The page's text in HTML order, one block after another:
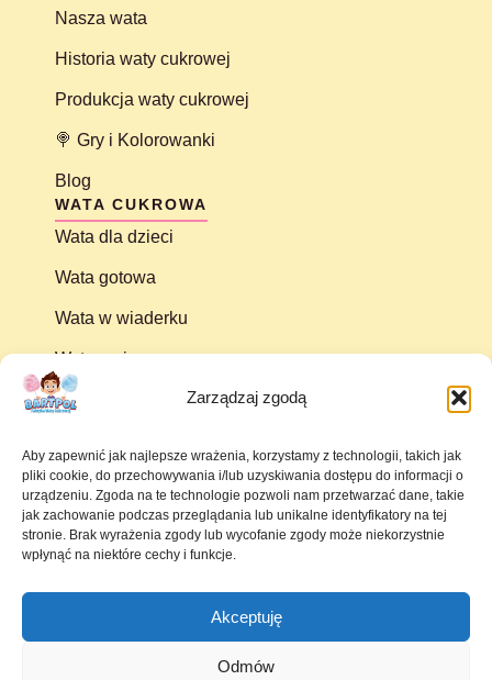
Zarządzaj zgodą
Aby zapewnić jak najlepsze wrażenia, korzystamy z technologii, takich jak
pliki cookie, do przechowywania i/lub uzyskiwania dostępu do informacji o
urządzeniu. Zgoda na te technologie pozwoli nam przetwarzać dane, takie
jak zachowanie podczas przeglądania lub unikalne identyfikatory na tej
stronie. Brak wyrażenia zgody lub wycofanie zgody może niekorzystnie
wpłynąć na niektóre cechy i funkcje.
Akceptuję
Odmów
Nasza wata
Historia waty cukrowej
Produkcja waty cukrowej
🍭 Gry i Kolorowanki
Blog
WATA CUKROWA
Wata dla dzieci
Wata gotowa
Wata w wiaderku
Wata na imprezy
Wata w pudełku
Polityka Prywatności i Cookies
Obowiązek informacyjny
Regulamin
© Copyright 2025 Fabryka Waty Cukrowej BARTPOL ZDZISŁAW
POLAK